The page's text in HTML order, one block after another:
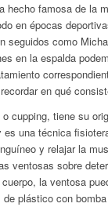
hecho famosa de la
en épocas
seguidos como
en la espalda
en qué
cupping, tiene su
es una técnica
y relajar la
ventosas sobre
la ventosa
plástico con